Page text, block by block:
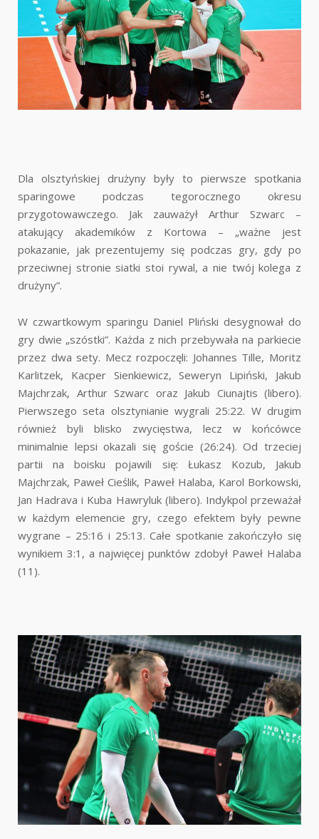
Dla olsztyńskiej drużyny były to pierwsze spotkania
sparingowe podczas tegorocznego okresu
przygotowawczego. Jak zauważył Arthur Szwarc –
atakujący akademików z Kortowa – „ważne jest
pokazanie, jak prezentujemy się podczas gry, gdy po
przeciwnej stronie siatki stoi rywal, a nie twój kolega z
drużyny”.
W czwartkowym sparingu Daniel Pliński desygnował do
gry dwie „szóstki”. Każda z nich przebywała na parkiecie
przez dwa sety. Mecz rozpoczęli: Johannes Tille, Moritz
Karlitzek, Kacper Sienkiewicz, Seweryn Lipiński, Jakub
Majchrzak, Arthur Szwarc oraz Jakub Ciunajtis (libero).
Pierwszego seta olsztynianie wygrali 25:22. W drugim
również byli blisko zwycięstwa, lecz w końcówce
minimalnie lepsi okazali się goście (26:24). Od trzeciej
partii na boisku pojawili się: Łukasz Kozub, Jakub
Majchrzak, Paweł Cieślik, Paweł Halaba, Karol Borkowski,
Jan Hadrava i Kuba Hawryluk (libero). Indykpol przeważał
w każdym elemencie gry, czego efektem były pewne
wygrane – 25:16 i 25:13. Całe spotkanie zakończyło się
wynikiem 3:1, a najwięcej punktów zdobył Paweł Halaba
(11).